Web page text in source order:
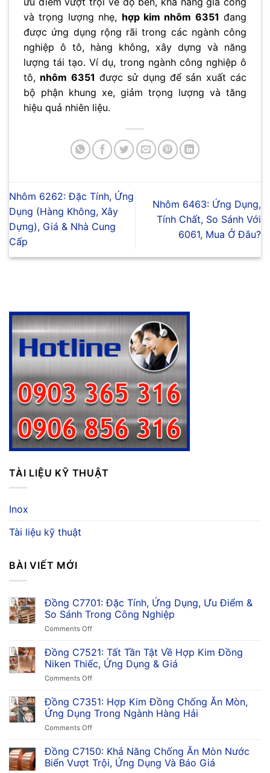
và trọng lượng nhẹ, hợp kim nhôm 6351 đang
được ứng dụng rộng rãi trong các ngành công
nghiệp ô tô, hàng không, xây dựng và năng
lượng tái tạo. Ví dụ, trong ngành công nghiệp ô
tô, nhôm 6351 được sử dụng để sản xuất các
bộ phận khung xe, giảm trọng lượng và tăng
hiệu quả nhiên liệu.
Nhôm 6262: Đặc Tính, Ứng
Dụng (Hàng Không, Xây
Dựng), Giá & Nhà Cung
Cấp
Nhôm 6463: Ứng Dụng,
Tính Chất, So Sánh Với
6061, Mua Ở Đâu?
TÀI LIỆU KỸ THUẬT
Inox
Tài liệu kỹ thuật
BÀI VIẾT MỚI
Đồng C7701: Đặc Tính, Ứng Dụng, Ưu Điểm &
So Sánh Trong Công Nghiệp
Comments Offon
C7701:
Đặc
Tính,
Ứng
Ưu
Điểm
Trong
Công
Đồng C7521: Tất Tần Tật Về Hợp Kim Đồng
Niken Thiếc, Ứng Dụng & Giá
Comments Offon
C7521:
Tất
Tần
Tật
Hợp
Kim
Đồng
Đồng C7351: Hợp Kim Đồng Chống Ăn Mòn,
Ứng Dụng Trong Ngành Hàng Hải
Comments Offon
C7351:
Hợp
Kim
Đồng C7150: Khả Năng Chống Ăn Mòn Nước
Biển Vượt Trội, Ứng Dụng Và Báo Giá